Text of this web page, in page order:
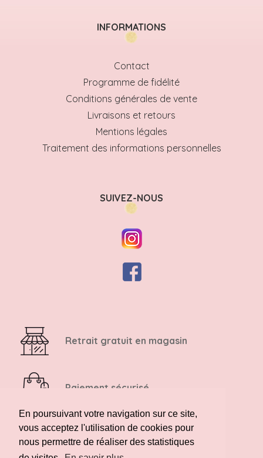
En poursuivant votre navigation sur ce site,
vous acceptez l'utilisation de cookies pour
nous permettre de réaliser des statistiques
INFORMATIONS
Contact
Programme de fidélité
Conditions générales de vente
Livraisons et retours
Mentions légales
Traitement des informations personnelles
SUIVEZ-NOUS
Retrait gratuit en magasin
Paiement sécurisé
Retour possible sous 14 jours